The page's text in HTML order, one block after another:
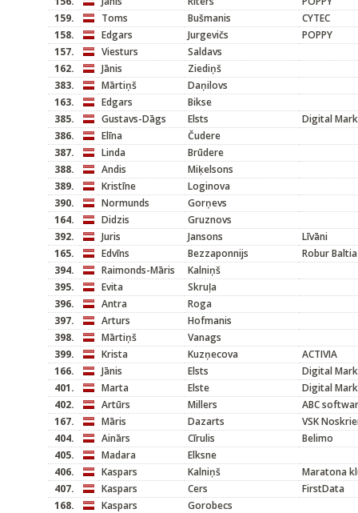
159.
Toms Bušmanis
CYTEC
158.
Edgars Jurgevičs
POPPY
157.
Viesturs
Saldavs
162.
Jānis
Ziediņš
383.
Mārtiņš
Daņilovs
163.
Edgars
Bikse
385.
Gustavs-Dāgs Elsts
Digital
386.
Elīna
Čudere
387.
Linda
Brūdere
388.
Andis
Miķelsons
389.
Kristīne
Loginova
390.
Normunds
Gorņevs
164.
Didzis
Gruznovs
392.
Juris Jansons
Līvāni
165.
Edvīns Bezzaponnijs
Robur Baltia
394.
Raimonds-Māris
Kalniņš
395.
Evita
Skruļa
396.
Antra
Roga
397.
Arturs
Hofmanis
398.
Mārtiņš
Vanags
399.
Krista Kuzņecova
ACTIVIA
166.
Jānis Elsts
Digital
401.
Marta Elste
Digital
402.
Artūrs Millers
ABC
167.
Māris Dazarts
VSK
404.
Ainārs Cīrulis
Belimo
405.
Madara
Elksne
406.
Kaspars Kalniņš
Maratona
407.
Kaspars Cers
FirstData
168.
Kaspars
Gorobecs